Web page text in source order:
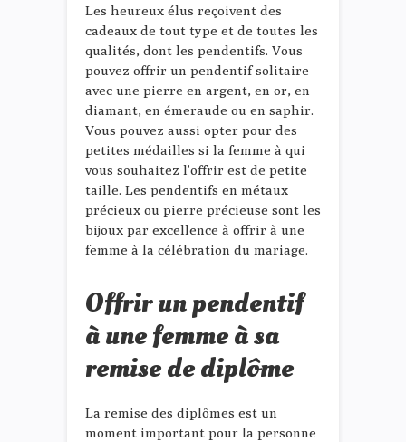
Les heureux élus reçoivent des
cadeaux de tout type et de toutes les
qualités, dont les pendentifs. Vous
pouvez offrir un pendentif solitaire
avec une pierre en argent, en or, en
diamant, en émeraude ou en saphir.
Vous pouvez aussi opter pour des
petites médailles si la femme à qui
vous souhaitez l’offrir est de petite
taille. Les pendentifs en métaux
précieux ou pierre précieuse sont les
bijoux par excellence à offrir à une
femme à la célébration du mariage.
Offrir un pendentif
à une femme à sa
remise de diplôme
La remise des diplômes est un
moment important pour la personne